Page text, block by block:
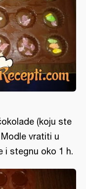
(koju ste
vratiti u
i stegnu oko 1 h.